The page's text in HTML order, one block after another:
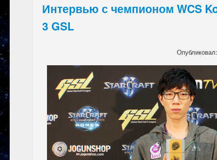
Интервью с чемпионом WCS
3 GSL